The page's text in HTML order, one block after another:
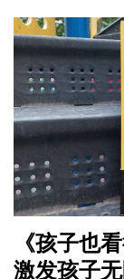
《孩子也
激发孩子